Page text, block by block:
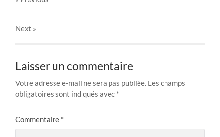
Next »
Laisser un commentaire
Votre adresse e-mail ne sera pas publiée. Les champs
obligatoires sont indiqués avec *
Commentaire *